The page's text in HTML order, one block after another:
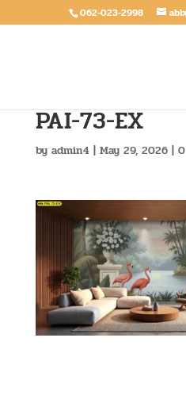
062-023-2998
PAI-73-EX
by admin4| May 29, 2026|